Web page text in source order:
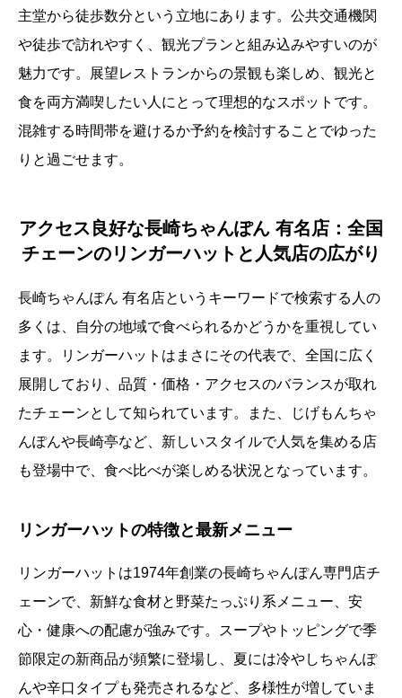
主堂から徒歩数分という立地にあります。公共交通機関
や徒歩で訪れやすく、観光プランと組み込みやすいのが
魅力です。展望レストランからの景観も楽しめ、観光と
食を両方満喫したい人にとって理想的なスポットです。
混雑する時間帯を避けるか予約を検討することでゆった
りと過ごせます。
アクセス良好な長崎ちゃんぽん 有名店：全国
チェーンのリンガーハットと人気店の広がり
長崎ちゃんぽん 有名店というキーワードで検索する人の
多くは、自分の地域で食べられるかどうかを重視してい
ます。リンガーハットはまさにその代表で、全国に広く
展開しており、品質・価格・アクセスのバランスが取れ
たチェーンとして知られています。また、じげもんちゃ
んぽんや長崎亭など、新しいスタイルで人気を集める店
も登場中で、食べ比べが楽しめる状況となっています。
リンガーハットの特徴と最新メニュー
リンガーハットは1974年創業の長崎ちゃんぽん専門店チ
ェーンで、新鮮な食材と野菜たっぷり系メニュー、安
心・健康への配慮が強みです。スープやトッピングで季
節限定の新商品が頻繁に登場し、夏には冷やしちゃんぽ
んや辛口タイプも発売されるなど、多様性が増していま